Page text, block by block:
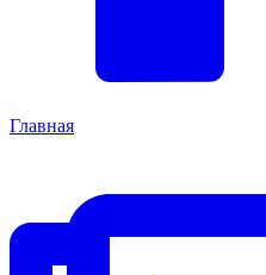
Главная